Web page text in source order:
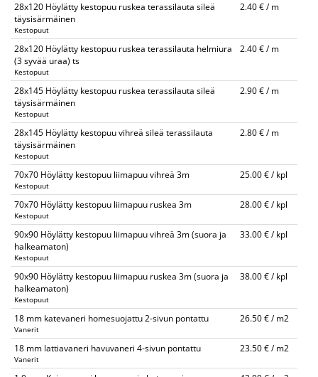
28x120 Höylätty kestopuu ruskea terassilauta sileä
täysisärmäinen
Kestopuut
2.40 € / m
28x120 Höylätty kestopuu ruskea terassilauta helmiura
(3 syvää uraa) ts
Kestopuut
2.40 € / m
28x145 Höylätty kestopuu ruskea terassilauta sileä
täysisärmäinen
Kestopuut
2.90 € / m
28x145 Höylätty kestopuu vihreä sileä terassilauta
täysisärmäinen
Kestopuut
2.80 € / m
70x70 Höylätty kestopuu liimapuu vihreä 3m
Kestopuut
25.00 € / kpl
70x70 Höylätty kestopuu liimapuu ruskea 3m
Kestopuut
28.00 € / kpl
90x90 Höylätty kestopuu liimapuu vihreä 3m (suora ja
halkeamaton)
Kestopuut
33.00 € / kpl
90x90 Höylätty kestopuu liimapuu ruskea 3m (suora ja
halkeamaton)
Kestopuut
38.00 € / kpl
18 mm katevaneri homesuojattu 2-sivun pontattu
Vanerit
26.50 € / m2
18 mm lattiavaneri havuvaneri 4-sivun pontattu
Vanerit
23.50 € / m2